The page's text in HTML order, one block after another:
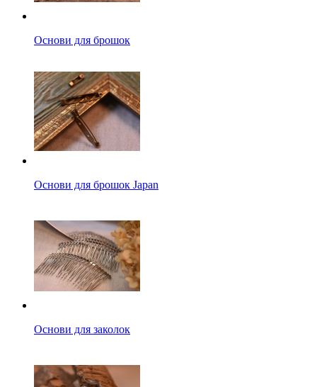
Основи для брошок
Основи для брошок Japan
Основи для заколок